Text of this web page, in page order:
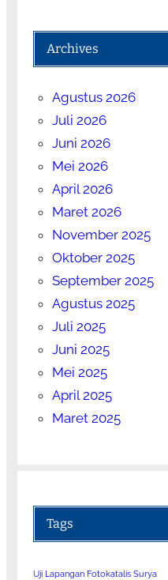
Archives
Agustus 2026
Juli 2026
Juni 2026
Mei 2026
April 2026
Maret 2026
November 2025
Oktober 2025
September 2025
Agustus 2025
Juli 2025
Juni 2025
Mei 2025
April 2025
Maret 2025
Tags
Uji Lapangan Fotokatalis Surya